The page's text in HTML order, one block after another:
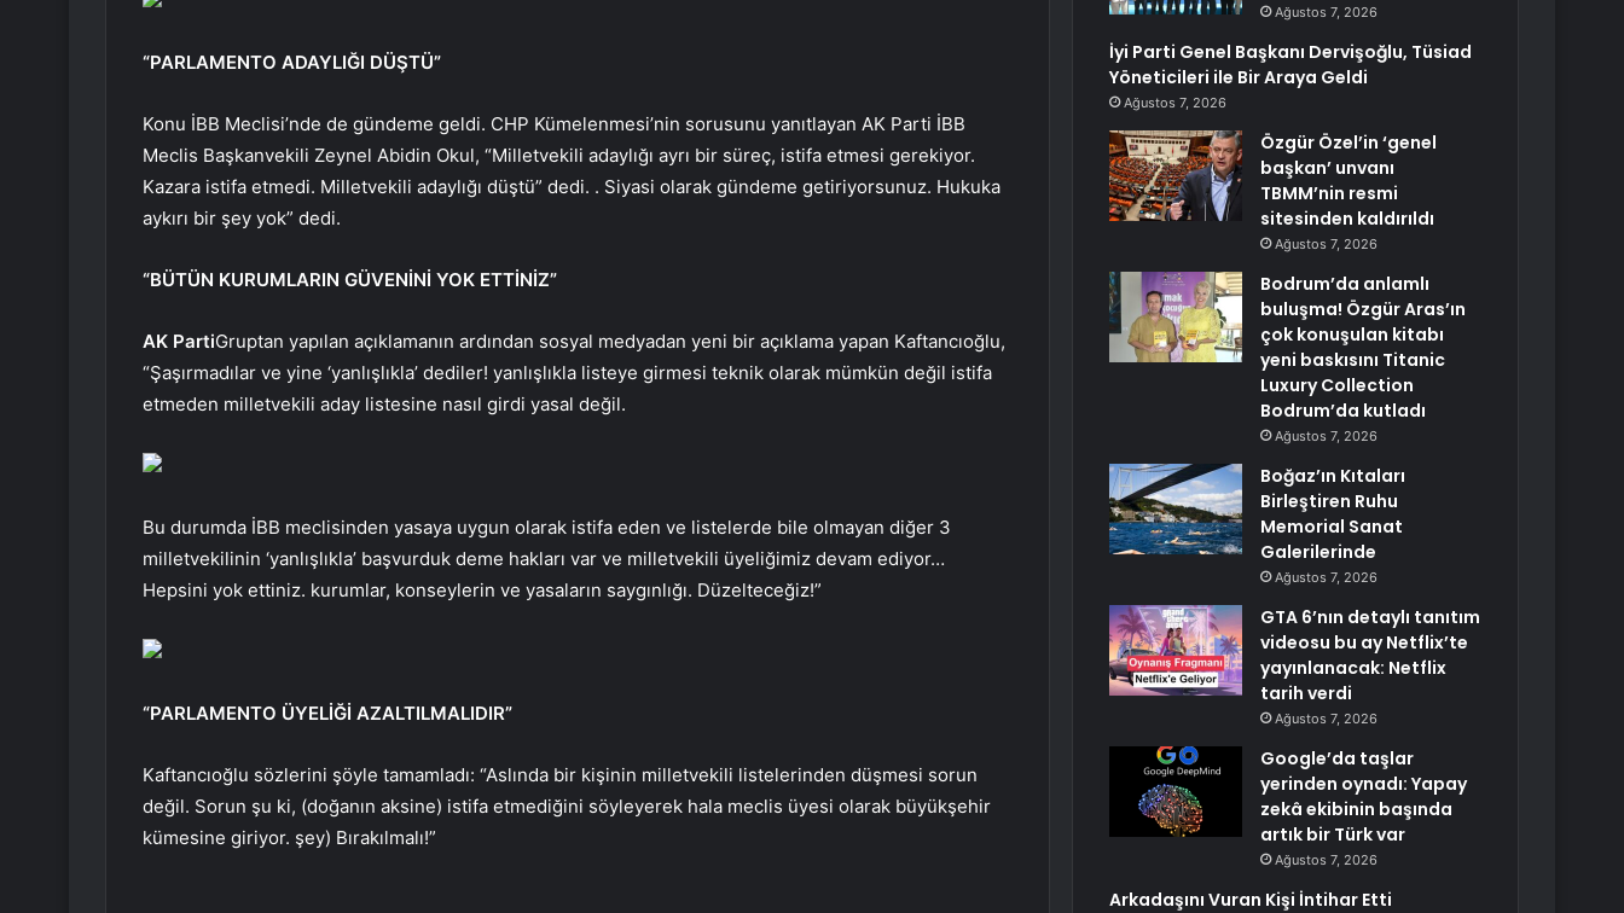
“PARLAMENTO ADAYLIĞI DÜŞTÜ”
Konu İBB Meclisi’nde de gündeme geldi. CHP Kümelenmesi’nin sorusunu yanıtlayan AK Parti İBB
Meclis Başkanvekili Zeynel Abidin Okul, “Milletvekili adaylığı ayrı bir süreç, istifa etmesi gerekiyor.
Kazara istifa etmedi. Milletvekili adaylığı düştü” dedi. . Siyasi olarak gündeme getiriyorsunuz. Hukuka
aykırı bir şey yok” dedi.
“BÜTÜN KURUMLARIN GÜVENİNİ YOK ETTİNİZ”
AK PartiGruptan yapılan açıklamanın ardından sosyal medyadan yeni bir açıklama yapan Kaftancıoğlu,
“Şaşırmadılar ve yine ‘yanlışlıkla’ dediler! yanlışlıkla listeye girmesi teknik olarak mümkün değil istifa
etmeden milletvekili aday listesine nasıl girdi yasal değil.
Bu durumda İBB meclisinden yasaya uygun olarak istifa eden ve listelerde bile olmayan diğer 3
milletvekilinin ‘yanlışlıkla’ başvurduk deme hakları var ve milletvekili üyeliğimiz devam ediyor…
Hepsini yok ettiniz. kurumlar, konseylerin ve yasaların saygınlığı. Düzelteceğiz!”
“PARLAMENTO ÜYELİĞİ AZALTILMALIDIR”
Kaftancıoğlu sözlerini şöyle tamamladı: “Aslında bir kişinin milletvekili listelerinden düşmesi sorun
değil. Sorun şu ki, (doğanın aksine) istifa etmediğini söyleyerek hala meclis üyesi olarak büyükşehir
kümesine giriyor. şey) Bırakılmalı!”
Ağustos 7, 2026
İyi Parti Genel Başkanı Dervişoğlu, Tüsiad
Yöneticileri ile Bir Araya Geldi
Ağustos 7, 2026
Özgür Özel’in ‘genel
başkan’ unvanı
TBMM’nin resmi
sitesinden kaldırıldı
Ağustos 7, 2026
Bodrum’da anlamlı
buluşma! Özgür Aras’ın
çok konuşulan kitabı
yeni baskısını Titanic
Luxury Collection
Bodrum’da kutladı
Ağustos 7, 2026
Boğaz’ın Kıtaları
Birleştiren Ruhu
Memorial Sanat
Galerilerinde
Ağustos 7, 2026
GTA 6’nın detaylı tanıtım
videosu bu ay Netflix’te
yayınlanacak: Netflix
tarih verdi
Ağustos 7, 2026
Google’da taşlar
yerinden oynadı: Yapay
zekâ ekibinin başında
artık bir Türk var
Ağustos 7, 2026
Arkadaşını Vuran Kişi İntihar Etti